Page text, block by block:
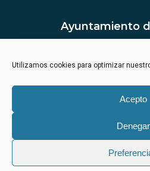
Utilizamos cookies para optimizar
Acepto
Denegar
Ayuntamiento
Política